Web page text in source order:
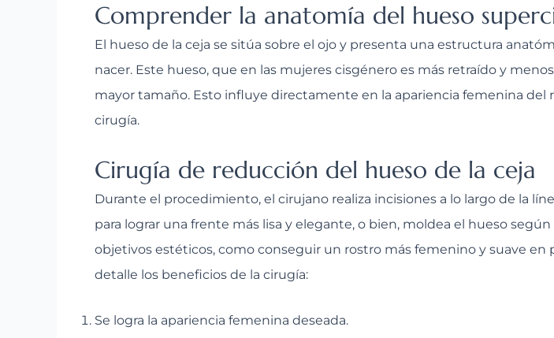
Comprender la anatomía del hueso
El hueso de la ceja se sitúa sobre el ojo y presenta una estructura
nacer. Este hueso, que en las mujeres cisgénero es más retraído y
mayor tamaño. Esto influye directamente en la apariencia femenina
cirugía.
Cirugía de reducción del hueso de la ceja
Durante el procedimiento, el cirujano realiza incisiones a lo largo de la
para lograr una frente más lisa y elegante, o bien, moldea el hueso
objetivos estéticos, como conseguir un rostro más femenino y suave
detalle los beneficios de la cirugía:
Se logra la apariencia femenina deseada.